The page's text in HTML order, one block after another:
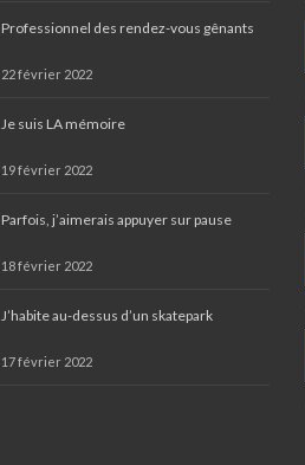
Professionnel des rendez-vous gênants
22 février 2022
Je suis LA mémoire
19 février 2022
Parfois, j’aimerais appuyer sur pause
18 février 2022
J’habite au-dessus d’un skatepark
17 février 2022